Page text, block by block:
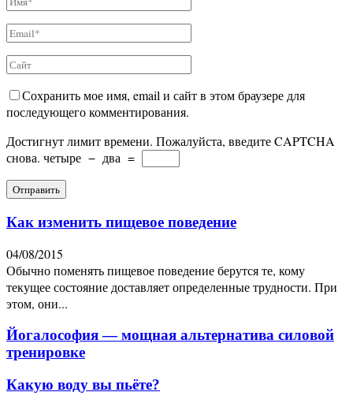
Сохранить мое имя, email и сайт в этом браузере для
последующего комментирования.
Достигнут лимит времени. Пожалуйста, введите CAPTCHA
снова. четыре − два =
Как изменить пищевое поведение
04/08/2015
Обычно поменять пищевое поведение берутся те, кому
текущее состояние доставляет определенные трудности. При
этом, они...
Йогалософия — мощная альтернатива силовой
тренировке
Какую воду вы пьёте?